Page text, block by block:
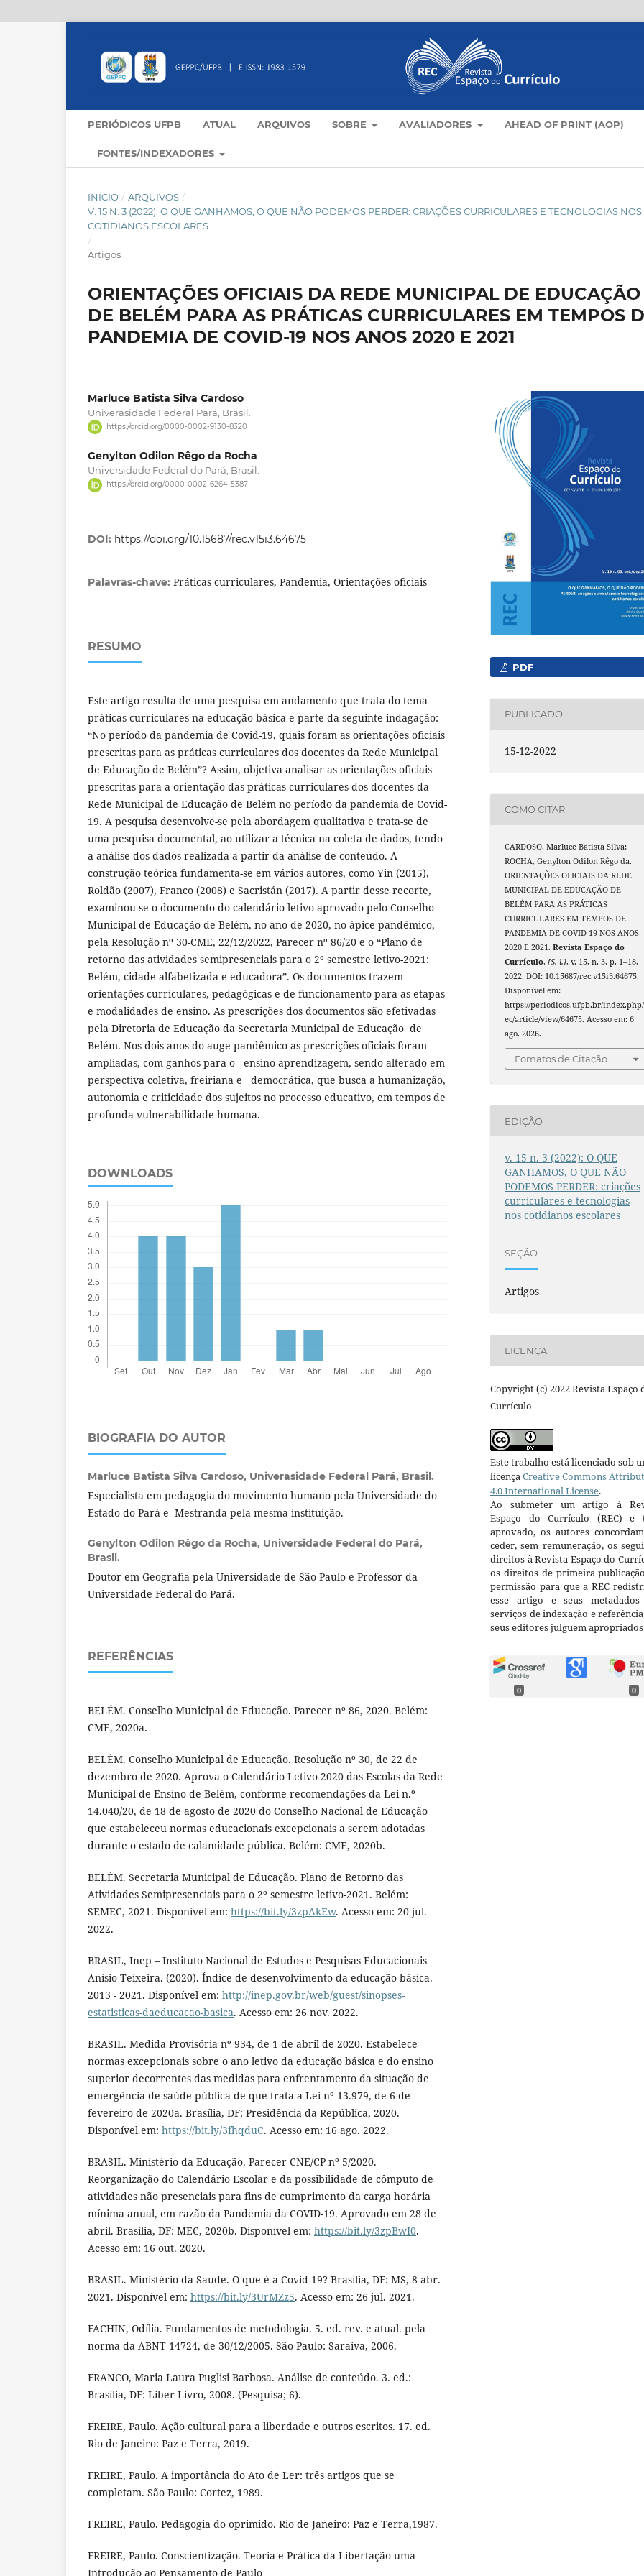
PERIÓDICOS UFPB ATUAL ARQUIVOS SOBRE AVALIADORES AHEAD OF PRINT (AOP)
FONTES/INDEXADORES
INÍCIO / ARQUIVOS /
V. 15 N. 3 (2022): O QUE GANHAMOS, O QUE NÃO PODEMOS PERDER: CRIAÇÕES CURRICULARES E TECNOLOGIAS NOS
COTIDIANOS ESCOLARES
/
Artigos
ORIENTAÇÕES OFICIAIS DA REDE MUNICIPAL DE EDUCAÇÃO
DE BELÉM PARA AS PRÁTICAS CURRICULARES EM TEMPOS
PANDEMIA DE COVID-19 NOS ANOS 2020 E 2021
Marluce Batista Silva Cardoso
Univerasidade Federal Pará, Brasil.
https://orcid.org/0000-0002-9130-8320
Genylton Odilon Rêgo da Rocha
Universidade Federal do Pará, Brasil.
https://orcid.org/0000-0002-6264-5387
DOI: https://doi.org/10.15687/rec.v15i3.64675
Palavras-chave: Práticas curriculares, Pandemia, Orientações oficiais
RESUMO
Este artigo resulta de uma pesquisa em andamento que trata do tema
práticas curriculares na educação básica e parte da seguinte indagação:
“No período da pandemia de Covid-19, quais foram as orientações oficiais
prescritas para as práticas curriculares dos docentes da Rede Municipal
de Educação de Belém”? Assim, objetiva analisar as orientações oficiais
prescritas para a orientação das práticas curriculares dos docentes da
Rede Municipal de Educação de Belém no período da pandemia de Covid-
19. A pesquisa desenvolve-se pela abordagem qualitativa e trata-se de
uma pesquisa documental, ao utilizar a técnica na coleta de dados, tendo
a análise dos dados realizada a partir da análise de conteúdo. A
construção teórica fundamenta-se em vários autores, como Yin (2015),
Roldão (2007), Franco (2008) e Sacristán (2017). A partir desse recorte,
examinou-se o documento do calendário letivo aprovado pelo Conselho
Municipal de Educação de Belém, no ano de 2020, no ápice pandêmico,
pela Resolução nº 30-CME, 22/12/2022, Parecer nº 86/20 e o “Plano de
retorno das atividades semipresenciais para o 2º semestre letivo-2021:
Belém, cidade alfabetizada e educadora”. Os documentos trazem
orientações curriculares, pedagógicas e de funcionamento para as etapas
e modalidades de ensino. As prescrições dos documentos são efetivadas
pela Diretoria de Educação da Secretaria Municipal de Educação de
Belém. Nos dois anos do auge pandêmico as prescrições oficiais foram
ampliadas, com ganhos para o ensino-aprendizagem, sendo alterado em
perspectiva coletiva, freiriana e democrática, que busca a humanização,
autonomia e criticidade dos sujeitos no processo educativo, em tempos de
profunda vulnerabilidade humana.
DOWNLOADS
BIOGRAFIA DO AUTOR
Marluce Batista Silva Cardoso, Univerasidade Federal Pará, Brasil.
Especialista em pedagogia do movimento humano pela Universidade do
Estado do Pará e Mestranda pela mesma instituição.
Genylton Odilon Rêgo da Rocha, Universidade Federal do Pará,
Brasil.
Doutor em Geografia pela Universidade de São Paulo e Professor da
Universidade Federal do Pará.
REFERÊNCIAS
BELÉM. Conselho Municipal de Educação. Parecer nº 86, 2020. Belém:
CME, 2020a.
BELÉM. Conselho Municipal de Educação. Resolução nº 30, de 22 de
dezembro de 2020. Aprova o Calendário Letivo 2020 das Escolas da Rede
Municipal de Ensino de Belém, conforme recomendações da Lei n.º
14.040/20, de 18 de agosto de 2020 do Conselho Nacional de Educação
que estabeleceu normas educacionais excepcionais a serem adotadas
durante o estado de calamidade pública. Belém: CME, 2020b.
BELÉM. Secretaria Municipal de Educação. Plano de Retorno das
Atividades Semipresenciais para o 2º semestre letivo-2021. Belém:
SEMEC, 2021. Disponível em: https://bit.ly/3zpAkEw. Acesso em: 20 jul.
2022.
BRASIL, Inep – Instituto Nacional de Estudos e Pesquisas Educacionais
Anísio Teixeira. (2020). Índice de desenvolvimento da educação básica.
2013 - 2021. Disponível em: http://inep.gov.br/web/guest/sinopses-
estatisticas-daeducacao-basica. Acesso em: 26 nov. 2022.
BRASIL. Medida Provisória nº 934, de 1 de abril de 2020. Estabelece
normas excepcionais sobre o ano letivo da educação básica e do ensino
superior decorrentes das medidas para enfrentamento da situação de
emergência de saúde pública de que trata a Lei nº 13.979, de 6 de
fevereiro de 2020a. Brasília, DF: Presidência da República, 2020.
Disponível em: https://bit.ly/3fhqduC. Acesso em: 16 ago. 2022.
BRASIL. Ministério da Educação. Parecer CNE/CP nº 5/2020.
Reorganização do Calendário Escolar e da possibilidade de cômputo de
atividades não presenciais para fins de cumprimento da carga horária
mínima anual, em razão da Pandemia da COVID-19. Aprovado em 28 de
abril. Brasília, DF: MEC, 2020b. Disponível em: https://bit.ly/3zpBwI0.
Acesso em: 16 out. 2020.
BRASIL. Ministério da Saúde. O que é a Covid-19? Brasília, DF: MS, 8 abr.
2021. Disponível em: https://bit.ly/3UrMZz5. Acesso em: 26 jul. 2021.
FACHIN, Odília. Fundamentos de metodologia. 5. ed. rev. e atual. pela
norma da ABNT 14724, de 30/12/2005. São Paulo: Saraiva, 2006.
FRANCO, Maria Laura Puglisi Barbosa. Análise de conteúdo. 3. ed.:
Brasília, DF: Liber Livro, 2008. (Pesquisa; 6).
FREIRE, Paulo. Ação cultural para a liberdade e outros escritos. 17. ed.
Rio de Janeiro: Paz e Terra, 2019.
FREIRE, Paulo. A importância do Ato de Ler: três artigos que se
completam. São Paulo: Cortez, 1989.
FREIRE, Paulo. Pedagogia do oprimido. Rio de Janeiro: Paz e Terra,1987.
FREIRE, Paulo. Conscientização. Teoria e Prática da Libertação uma
Introdução ao Pensamento de Paulo
PDF
PUBLICADO
15-12-2022
COMO CITAR
CARDOSO, Marluce Batista Silva;
ROCHA, Genylton Odilon Rêgo da.
ORIENTAÇÕES OFICIAIS DA REDE
MUNICIPAL DE EDUCAÇÃO DE
BELÉM PARA AS PRÁTICAS
CURRICULARES EM TEMPOS DE
PANDEMIA DE COVID-19 NOS ANOS
2020 E 2021.Revista Espaço do
Currículo,[S. l.], v. 15, n. 3, p. 1–18,
2022. DOI: 10.15687/rec.v15i3.64675.
Disponível em:
https://periodicos.ufpb.br/
ec/article/view/64675. Acesso em: 6
ago. 2026.
Fomatos de Citação
EDIÇÃO
v. 15 n. 3 (2022): O QUE
GANHAMOS, O QUE NÃO
PODEMOS PERDER: criações
curriculares e tecnologias
nos cotidianos escolares
SEÇÃO
Artigos
LICENÇA
Copyright (c) 2022 Revista Espaço
Currículo
Este trabalho está licenciado sob
licençaCreative Commons
4.0 International License.
Ao submeter um artigo à
Espaço do Currículo (REC) e
aprovado, os autores
ceder, sem remuneração, os
direitos à Revista Espaço do
os direitos de primeira
permissão para que a REC
esse artigo e seus metadados
serviços de indexação e
seus editores julguem
0 0